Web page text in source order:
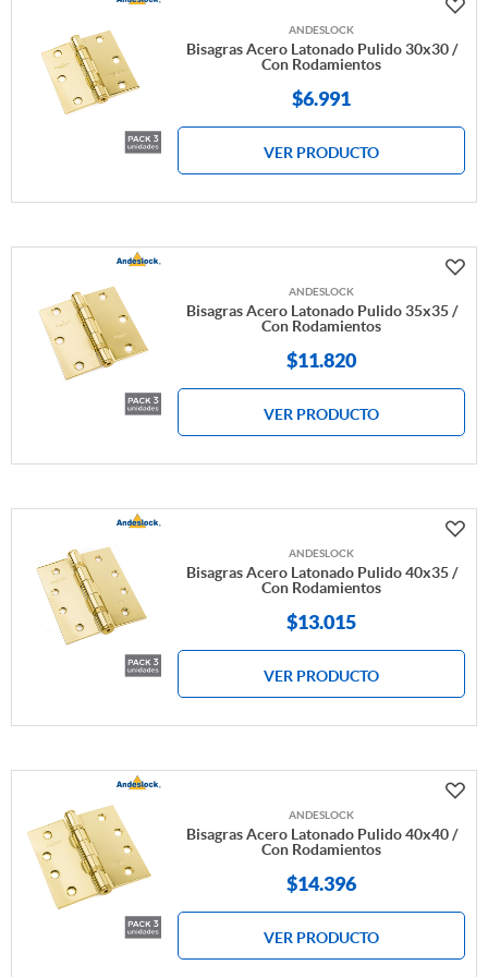
ANDESLOCK
Bisagras Acero Latonado Pulido 30x30 /
Con Rodamientos
$6.991
VER PRODUCTO
ANDESLOCK
Bisagras Acero Latonado Pulido 35x35 /
Con Rodamientos
$11.820
VER PRODUCTO
ANDESLOCK
Bisagras Acero Latonado Pulido 40x35 /
Con Rodamientos
$13.015
VER PRODUCTO
ANDESLOCK
Bisagras Acero Latonado Pulido 40x40 /
Con Rodamientos
$14.396
VER PRODUCTO